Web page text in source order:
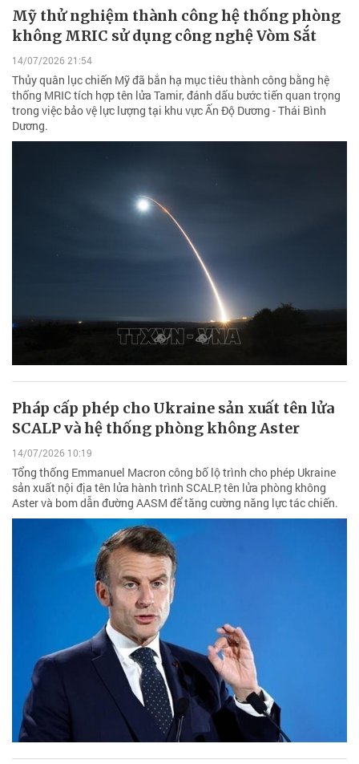
Mỹ thử nghiệm thành công hệ thống phòng
không MRIC sử dụng công nghệ Vòm Sắt
14/07/2026 21:54
Thủy quân lục chiến Mỹ đã bắn hạ mục tiêu thành công bằng hệ
thống MRIC tích hợp tên lửa Tamir, đánh dấu bước tiến quan trọng
trong việc bảo vệ lực lượng tại khu vực Ấn Độ Dương - Thái Bình
Dương.
Pháp cấp phép cho Ukraine sản xuất tên lửa
SCALP và hệ thống phòng không Aster
14/07/2026 10:19
Tổng thống Emmanuel Macron công bố lộ trình cho phép Ukraine
sản xuất nội địa tên lửa hành trình SCALP, tên lửa phòng không
Aster và bom dẫn đường AASM để tăng cường năng lực tác chiến.